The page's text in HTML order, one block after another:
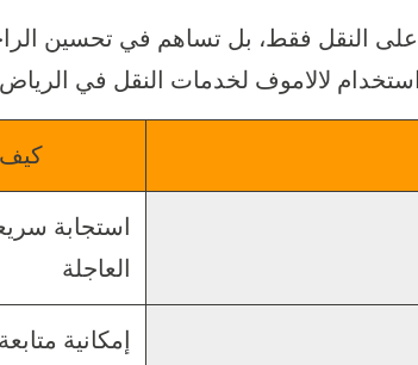
على النقل فقط، بل تساهم في تحسين
لالاموف لخدمات النقل في
كيف
استجابة
العاجلة
إمكانية